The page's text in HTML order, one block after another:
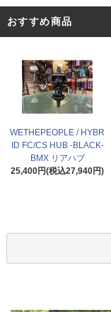
おすすめ商品
WETHEPEOPLE / HYBR
ID FC/CS HUB -BLACK-
BMX リアハブ
25,400円(税込27,940円)